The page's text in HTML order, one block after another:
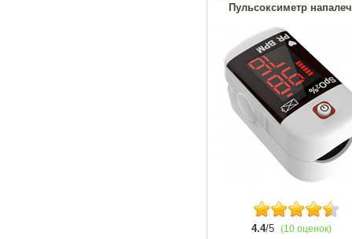
Пульсоксиметр
4.4/5 (10 оценок)